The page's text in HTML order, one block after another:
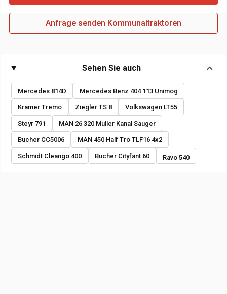
Anfrage senden Kommunaltraktoren
Sehen Sie auch
Mercedes 814D Mercedes Benz 404 113 Unimog
Kramer Tremo Ziegler TS 8 Volkswagen LT55
Steyr 791 MAN 26 320 Muller Kanal Sauger
Bucher CC5006 MAN 450 Half Tro TLF16 4x2
Schmidt Cleango 400 Bucher Cityfant 60 Ravo 540